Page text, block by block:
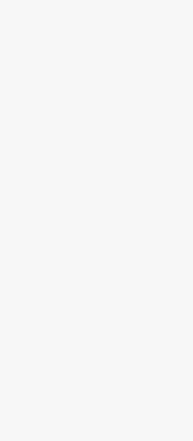
النقل الذاتي وقد
حال وجود عمليات
ضمان النقل
أن كل مراحل رحلتك
ذات الصلة في سير
مشمولاً بالتغطية
معرفته قبل السفر.